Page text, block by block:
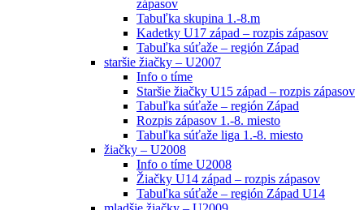
zápasov
Tabuľka skupina 1.-8.m
Kadetky U17 západ – rozpis zápasov
Tabuľka súťaže – región Západ
staršie žiačky – U2007
Info o tíme
Staršie žiačky U15 západ – rozpis zápasov
Tabuľka súťaže – región Západ
Rozpis zápasov 1.-8. miesto
Tabuľka súťaže liga 1.-8. miesto
žiačky – U2008
Info o tíme U2008
Žiačky U14 západ – rozpis zápasov
Tabuľka súťaže – región Západ U14